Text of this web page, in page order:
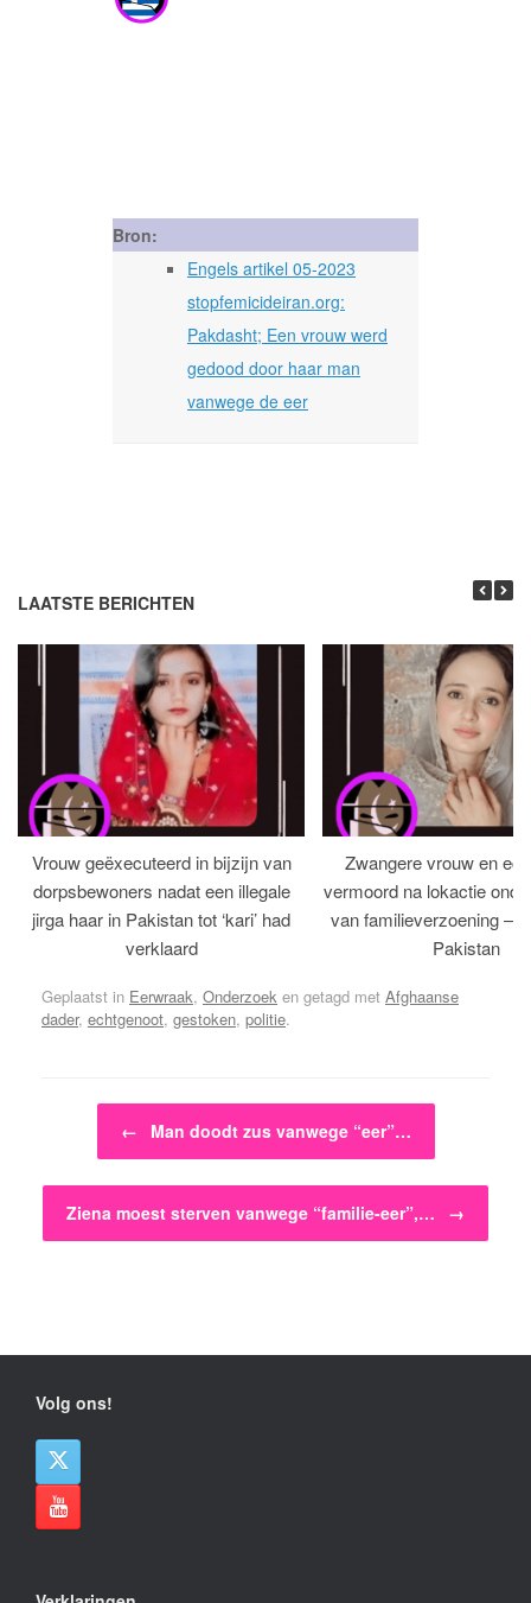
Bron:
Engels artikel 05-2023
stopfemicideiran.org:
Pakdasht; Een vrouw werd
gedood door haar man
vanwege de eer
LAATSTE BERICHTEN
Vrouw geëxecuteerd in bijzijn van
dorpsbewoners nadat een illegale
jirga haar in Pakistan tot ‘kari’ had
verklaard
Zwangere vrouw en
vermoord na lokactie
van familieverzoening –
Pakistan
Geplaatst in Eerwraak, Onderzoek en getagd met Afghaanse
dader, echtgenoot, gestoken, politie.
Bericht navigatie
← Man doodt zus vanwege “eer”…
Ziena moest sterven vanwege “familie-eer”,… →
Volg ons!